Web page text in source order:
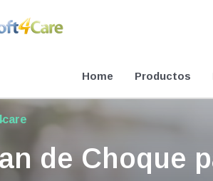
Home Productos
de Choque